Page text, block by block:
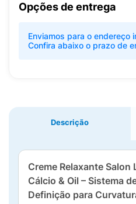
Opções de entrega
Enviamos para o endereço
Confira abaixo o prazo de
Descrição
Creme Relaxante Salon
Cálcio & Oil – Sistema
Definição para